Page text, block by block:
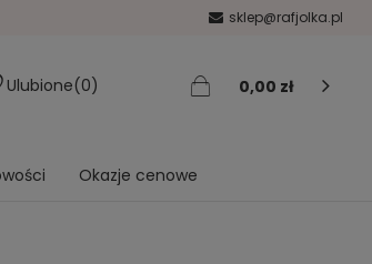
sklep@rafjolka.pl
Ulubione 0 0,00 zł
Okazje cenowe